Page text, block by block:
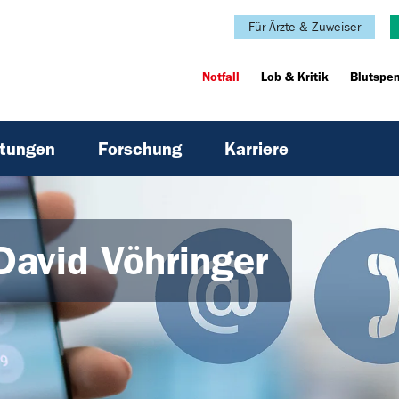
Für Ärzte & Zuweiser
Notfall Lob & Kritik
Forschung Karriere
Vöhringer